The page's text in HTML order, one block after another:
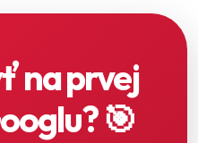
na prvej
🎯